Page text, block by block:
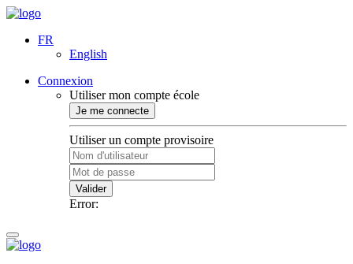
FR
English
Connexion
Utiliser mon compte école
Je me connecte
Utiliser un compte provisoire
Valider
Error: